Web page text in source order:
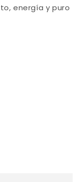
energía y puro